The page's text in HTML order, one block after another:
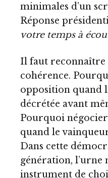
minimales d’un
Réponse
votre temps à
Il faut reconnaître
cohérence.
opposition quand
décrétée avant
Pourquoi
quand le
Dans cette
génération, l’urne
instrument de